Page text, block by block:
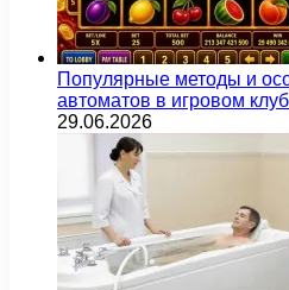
Популярные методы и
автоматов в игровом
29.06.2026